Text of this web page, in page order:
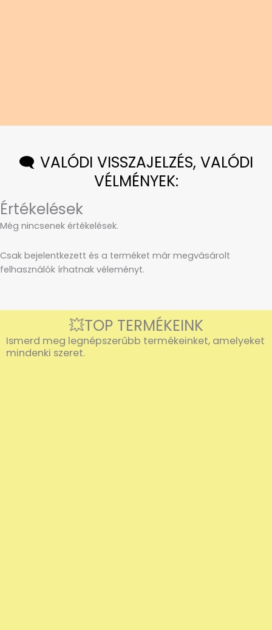
🗨️ VALÓDI VISSZAJELZÉS, VALÓDI
VÉLMÉNYEK:
Értékelések
Még nincsenek értékelések.
Csak bejelentkezett és a terméket már megvásárolt
felhasználók írhatnak véleményt.
💥TOP TERMÉKEINK
Ismerd meg legnépszerűbb termékeinket, amelyeket
mindenki szeret.